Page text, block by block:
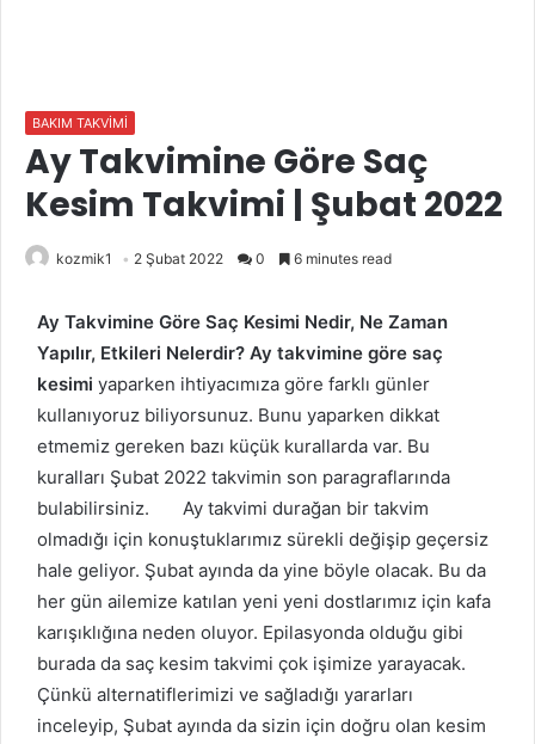
BAKIM TAKVİMİ
Ay Takvimine Göre Saç
Kesim Takvimi | Şubat 2022
kozmik1 2 Şubat 2022 0 6 minutes read
Ay Takvimine Göre Saç Kesimi Nedir, Ne Zaman
Yapılır, Etkileri Nelerdir? Ay takvimine göre saç
kesimi yaparken ihtiyacımıza göre farklı günler
kullanıyoruz biliyorsunuz. Bunu yaparken dikkat
etmemiz gereken bazı küçük kurallarda var. Bu
kuralları Şubat 2022 takvimin son paragraflarında
bulabilirsiniz. Ay takvimi durağan bir takvim
olmadığı için konuştuklarımız sürekli değişip geçersiz
hale geliyor. Şubat ayında da yine böyle olacak. Bu da
her gün ailemize katılan yeni yeni dostlarımız için kafa
karışıklığına neden oluyor. Epilasyonda olduğu gibi
burada da saç kesim takvimi çok işimize yarayacak.
Çünkü alternatiflerimizi ve sağladığı yararları
inceleyip, Şubat ayında da sizin için doğru olan kesim